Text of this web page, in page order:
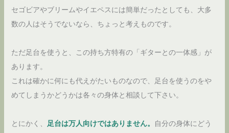
セゴビアやブリームやイエペスには簡単だったとしても、大多
数の人はそうでないなら、ちょっと考えものです。
ただ足台を使うと、この持ち方特有の「ギターとの一体感」が
あります。
これは確かに何にも代えがたいものなので、足台を使うのをや
めてしまうかどうかは各々の身体と相談して下さい。
とにかく、 足台は万人向けではありません。
自分の身体にどう